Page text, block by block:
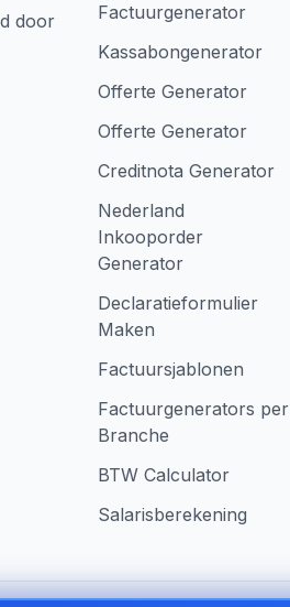
door
Factuurgenerator
Kassabongenerator
Offerte Generator
Offerte Generator
Creditnota Generator
Nederland
Inkooporder
Generator
Declaratieformulier
Maken
Factuursjablonen
Factuurgenerators per
Branche
BTW Calculator
Salarisberekening